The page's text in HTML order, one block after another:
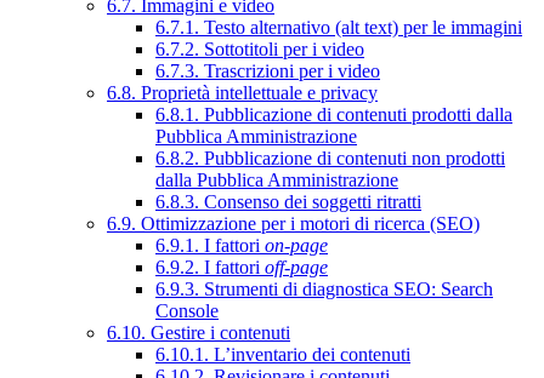
6.7. Immagini e video
6.7.1. Testo alternativo (alt text) per le immagini
6.7.2. Sottotitoli per i video
6.7.3. Trascrizioni per i video
6.8. Proprietà intellettuale e privacy
6.8.1. Pubblicazione di contenuti prodotti dalla
Pubblica Amministrazione
6.8.2. Pubblicazione di contenuti non prodotti
dalla Pubblica Amministrazione
6.8.3. Consenso dei soggetti ritratti
6.9. Ottimizzazione per i motori di ricerca (SEO)
6.9.1. I fattori on-page
6.9.2. I fattori off-page
6.9.3. Strumenti di diagnostica SEO: Search
Console
6.10. Gestire i contenuti
6.10.1. L’inventario dei contenuti